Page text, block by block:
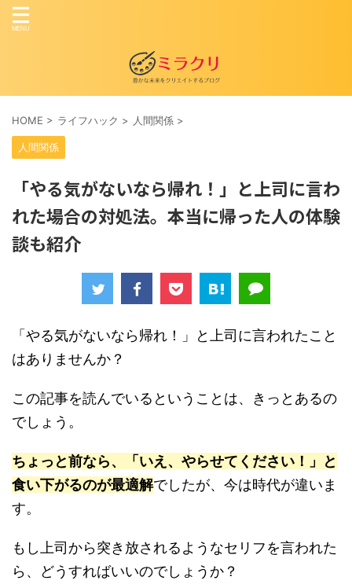
HOME > ライフハック > 人間関係 >
人間関係
「やる気がないなら帰れ！」と上司に言わ
れた場合の対処法。本当に帰った人の体験
談も紹介
「やる気がないなら帰れ！」と上司に言われたこと
はありませんか？
この記事を読んでいるということは、きっとあるの
でしょう。
ちょっと前なら、「いえ、やらせてください！」と
食い下がるのが最適解でしたが、今は時代が違いま
す。
もし上司から突き放されるようなセリフを言われた
ら、どうすればいいのでしょうか？